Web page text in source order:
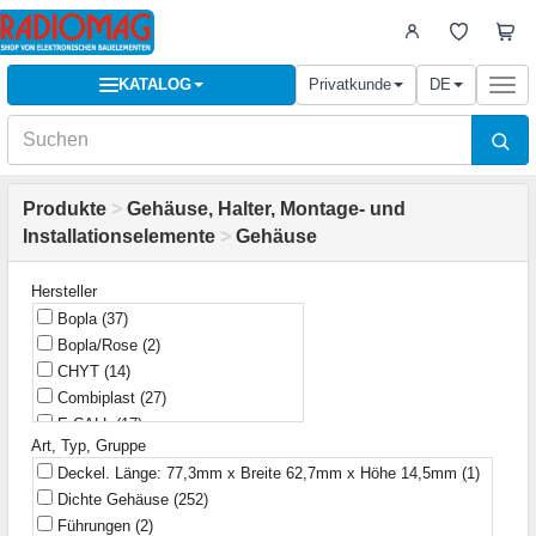
KATALOG Privatkunde DE
Produkte > Gehäuse, Halter, Montage- und
Installationselemente > Gehäuse
Hersteller
Bopla (37)
Bopla/Rose (2)
CHYT (14)
Combiplast (27)
E-CALL(17)
EEL (1)
ELEKTRO-PLAST NASIELSK(1)
FNIRSI(1)
Fibox(1)
Art, Typ, Gruppe
Deckel. Länge: 77,3mm x Breite 62,7mm x Höhe 14,5mm (1)
Dichte Gehäuse (252)
Führungen (2)